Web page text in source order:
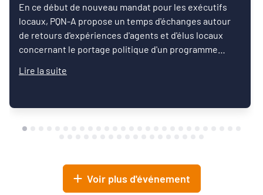
En ce début de nouveau mandat pour les exécutifs
locaux, PQN-A propose un temps d'échanges autour
de retours d'expériences d'agents et d'élus locaux
concernant le portage politique d'un programme
Lire la suite
Voir plus d'événement